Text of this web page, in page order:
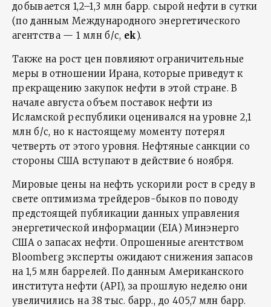
добывается 1,2–1,3 млн барр. сырой нефти в сутки
(по данным Международного энергетического
агентства — 1 млн б/с, ek).
Также на рост цен повлияют ограничительные
меры в отношении Ирана, которые приведут к
прекращению закупок нефти в этой стране. В
начале августа объем поставок нефти из
Исламской республики оценивался на уровне 2,1
млн б/с, но к настоящему моменту потерял
четверть от этого уровня. Нефтяные санкции со
стороны США вступают в действие 6 ноября.
Мировые цены на нефть ускорили рост в среду в
свете оптимизма трейдеров-быков по поводу
предстоящей публикации данных управления
энергетической информации (EIA) Минэнерго
США о запасах нефти. Опрошенные агентством
Bloomberg эксперты ожидают снижения запасов
на 1,5 млн баррелей. По данным Американского
института нефти (API), за прошлую неделю они
увеличились на 38 тыс. барр., до 405,7 млн барр.